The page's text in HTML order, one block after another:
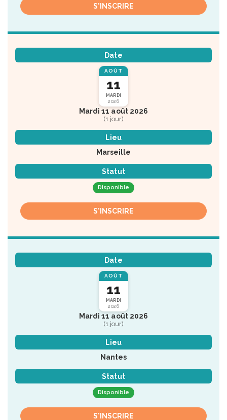
S'INSCRIRE
Date
AOÛT
11
MARDI
2026
Mardi 11 août 2026
(1 jour)
Lieu
Marseille
Statut
Disponible
S'INSCRIRE
Date
AOÛT
11
MARDI
2026
Mardi 11 août 2026
(1 jour)
Lieu
Nantes
Statut
Disponible
S'INSCRIRE